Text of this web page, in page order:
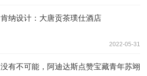
肯纳设计：大唐贡茶璞仕酒店
2022-05-31
没有不可能，阿迪达斯点赞宝藏青年苏翊